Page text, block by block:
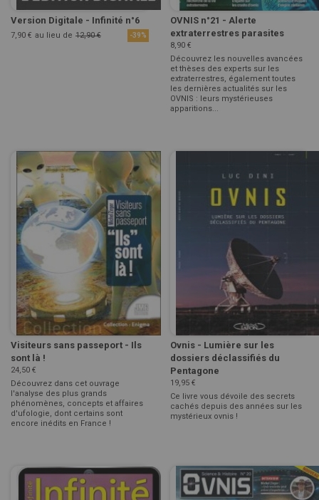
Version Digitale - Infinité n°6
7,90 € au lieu de 12,90 € -39%
OVNIS n°21 - Alerte
extraterrestres parasites
8,90 €
Découvrez les nouvelles avancées
et thèses des experts sur les
extraterrestres, également toutes
les dernières actualités sur les
OVNIS : leurs mystérieuses
apparitions...
Visiteurs sans passeport - Ils
sont là !
24,50 €
Découvrez dans cet ouvrage
l'analyse des plus grands
phénomènes, concepts et affaires
d'ufologie, dont certains sont
encore inédits en France !
Ovnis - Lumière sur les
dossiers déclassifiés du
Pentagone
19,95 €
Ce livre vous dévoile des secrets
cachés depuis des années sur les
mystérieux ovnis !